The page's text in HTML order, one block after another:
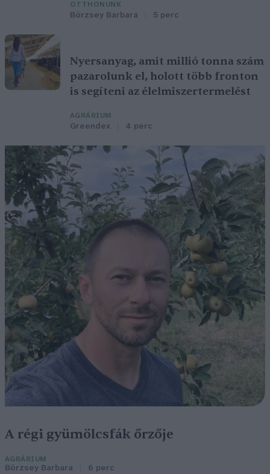
OTTHONUNK
Börzsey Barbara 5 perc
Nyersanyag, amit millió tonna szám
pazarolunk el, holott több fronton
is segíteni az élelmiszertermelést
AGRÁRIUM
Greendex 4 perc
A régi gyümölcsfák őrzője
AGRÁRIUM
Börzsey Barbara 6 perc